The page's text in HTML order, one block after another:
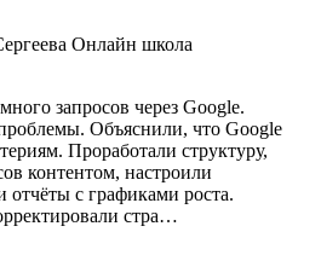
Онлайн школа
запросов через Google.
Объяснили, что Google
Проработали структуру,
контентом, настроили
с графиками роста.
стра…